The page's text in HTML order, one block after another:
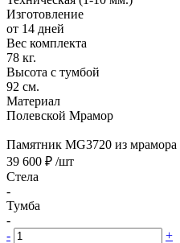
Изготовление
от 14 дней
Вес комплекта
78 кг.
Высота с тумбой
92 см.
Материал
Полевской Мрамор
Памятник MG3720 из мрамора
39 600 ₽ /шт
Стела
-
Тумба
-
-
+